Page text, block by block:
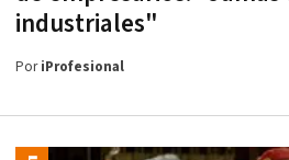
industriales"
PoriProfesional